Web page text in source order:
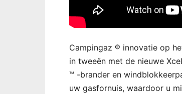
Campingaz ® innovatie op
in tweeën met de nieuwe
™ -brander en
uw gasfornuis, waardoor u